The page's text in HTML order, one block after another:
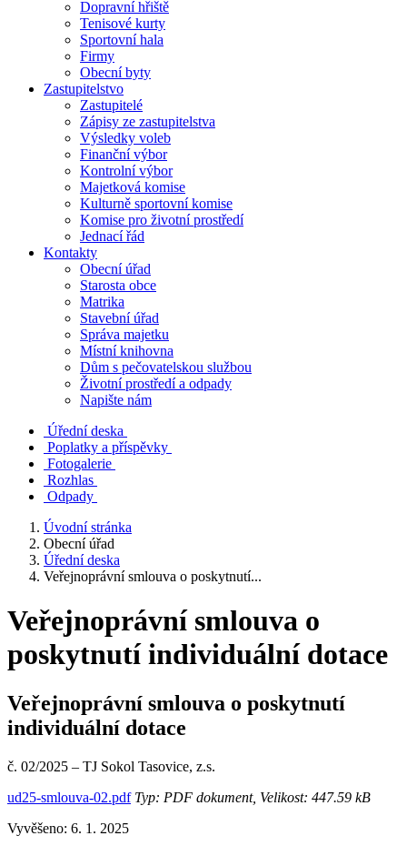
Dopravní hřiště
Tenisové kurty
Sportovní hala
Firmy
Obecní byty
Zastupitelstvo
Zastupitelé
Zápisy ze zastupitelstva
Výsledky voleb
Finanční výbor
Kontrolní výbor
Majetková komise
Kulturně sportovní komise
Komise pro životní prostředí
Jednací řád
Kontakty
Obecní úřad
Starosta obce
Matrika
Stavební úřad
Správa majetku
Místní knihovna
Dům s pečovatelskou službou
Životní prostředí a odpady
Napište nám
Úřední deska
Poplatky a příspěvky
Fotogalerie
Rozhlas
Odpady
Úvodní stránka
Obecní úřad
Úřední deska
Veřejnoprávní smlouva o poskytnutí...
Veřejnoprávní smlouva o
poskytnutí individuální dotace
Veřejnoprávní smlouva o poskytnutí
individuální dotace
č. 02/2025 – TJ Sokol Tasovice, z.s.
ud25-smlouva-02.pdfTyp: PDF dokument, Velikost: 447.59 kB
Vyvěšeno: 6. 1. 2025